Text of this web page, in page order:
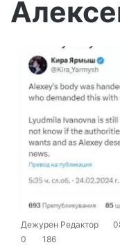
Дежурен Редактор
0
186